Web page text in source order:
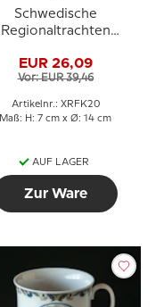
Schwedische
Regionaltrachten
Västerbotten
EUR 26,09
Vor: EUR 39,46
Artikelnr.: XRFK20
Maß: H: 7 cm x Ø: 14 cm
AUF LAGER
Zur Ware